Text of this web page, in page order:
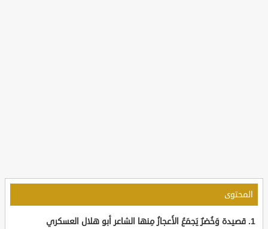
المحتوى
قصيدة وَخُضرٌ يَجمَعُ الأَعجازُ مِنها الشاعر أبو هلال العسكري